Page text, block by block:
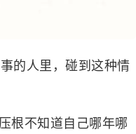
的人里，碰到这种情
根不知道自己哪年哪